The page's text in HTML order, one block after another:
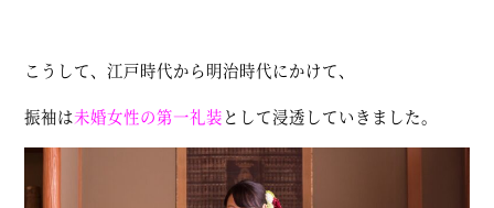
こうして、江戸時代から明治時代にかけて、
振袖は未婚女性の第一礼装として浸透していきました。